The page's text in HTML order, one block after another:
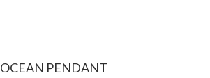
OCEAN PENDANT